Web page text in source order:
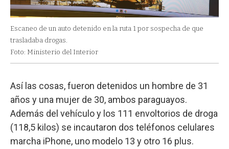
Escaneo de un auto detenido en la ruta 1 por sospecha de que
trasladaba drogas.
Foto: Ministerio del Interior
Así las cosas, fueron detenidos un hombre de 31
años y una mujer de 30, ambos paraguayos.
Además del vehículo y los 111 envoltorios de droga
(118,5 kilos) se incautaron dos teléfonos celulares
marcha iPhone, uno modelo 13 y otro 16 plus.